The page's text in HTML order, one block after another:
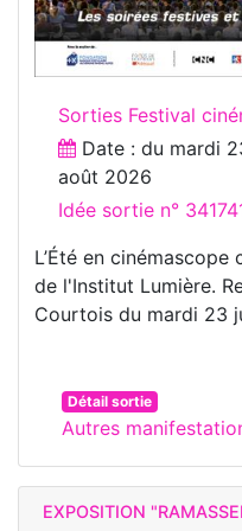
Sorties Festival
Date : du mardi
août 2026
Idée sortie n°
L’Été en
de l'Institut Lumière.
Courtois du mardi 23
Détail sortie
Autres
EXPOSITION